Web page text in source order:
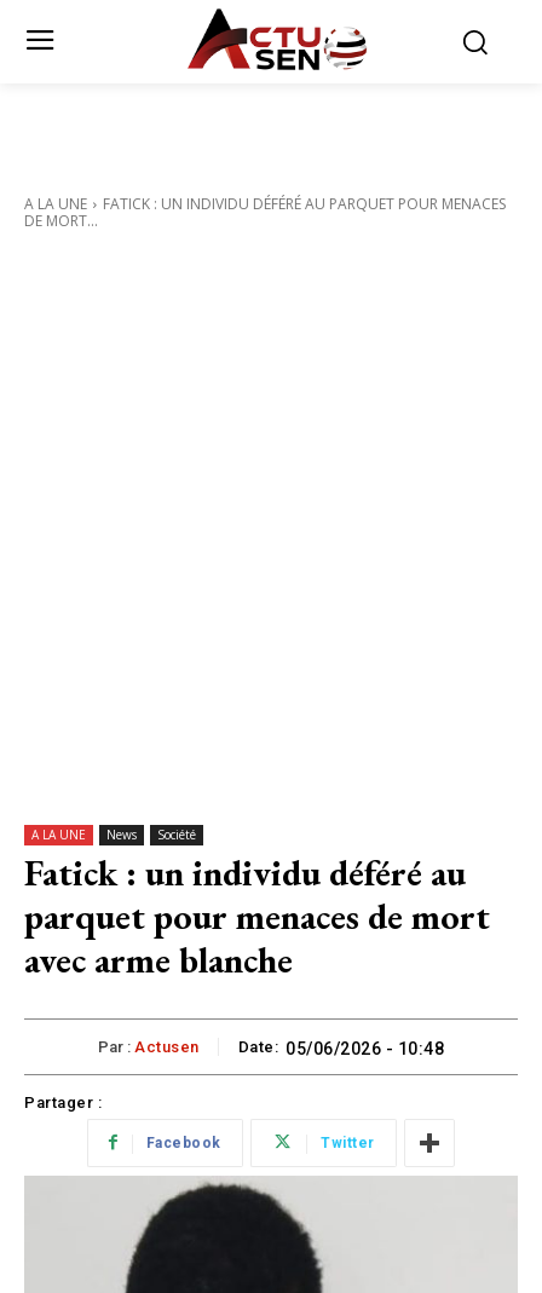
A LA UNE
FATICK : UN INDIVIDU DÉFÉRÉ AU PARQUET POUR MENACES
DE MORT...
A LA UNE News Société
Fatick : un individu déféré au
parquet pour menaces de mort
avec arme blanche
Par : Actusen Date: 05/06/2026 - 10:48
Partager :
Facebook Twitter